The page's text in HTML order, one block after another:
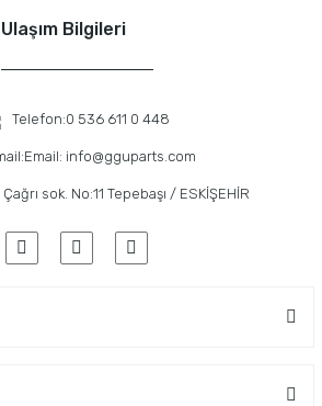
Ulaşım Bilgileri
Telefon:0 536 611 0 448
Email: info@gguparts.com
sok. No:11 Tepebaşı / ESKİŞEHİR